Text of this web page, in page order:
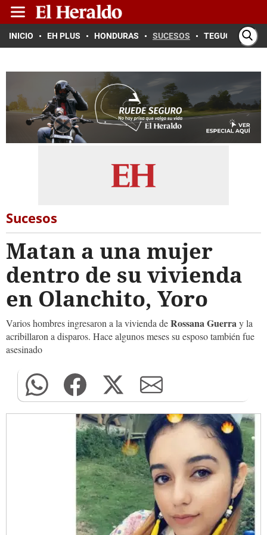
INICIO EH PLUS HONDURAS SUCESOS TEGUCIGALPA
Sucesos
Matan a una mujer
dentro de su vivienda
en Olanchito, Yoro
Varios hombres ingresaron a la vivienda deRossana Guerray la
acribillaron a disparos. Hace algunos meses su esposo también fue
asesinado